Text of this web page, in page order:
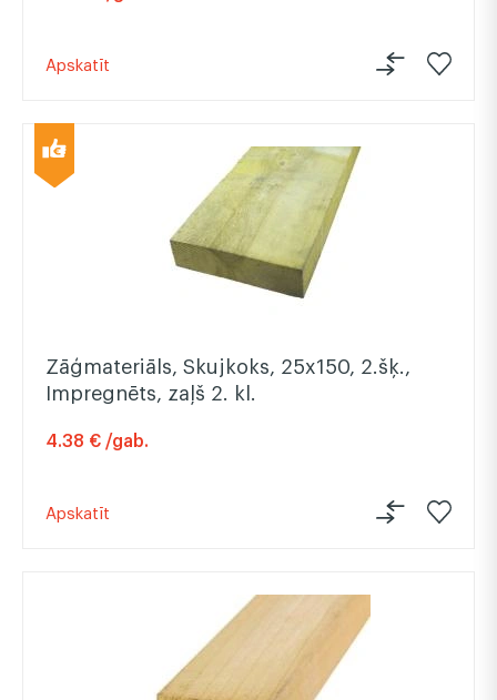
Apskatīt
Zāģmateriāls, Skujkoks, 25x150, 2.šķ.,
Impregnēts, zaļš 2. kl.
4.38 € /gab.
Apskatīt